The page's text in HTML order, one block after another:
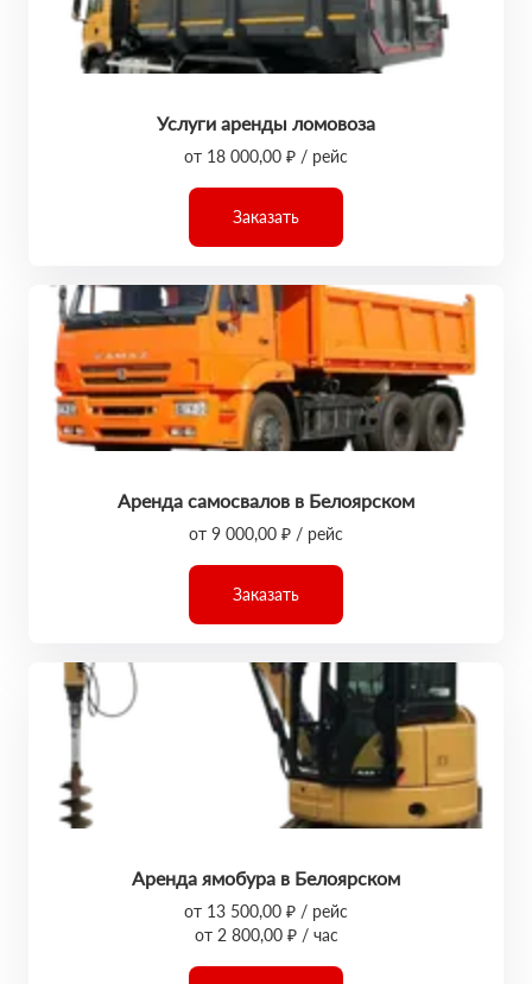
Услуги аренды ломовоза
от 18 000,00 ₽ / рейс
Заказать
Аренда самосвалов в Белоярском
от 9 000,00 ₽ / рейс
Заказать
Аренда ямобура в Белоярском
от 13 500,00 ₽ / рейс
от 2 800,00 ₽ / час